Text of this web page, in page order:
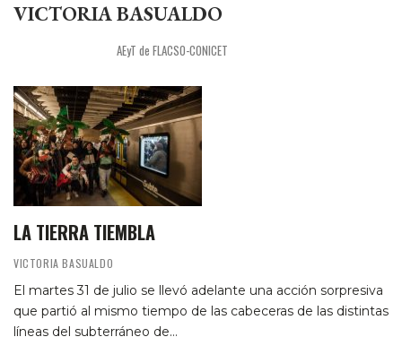
VICTORIA BASUALDO
AEyT de FLACSO-CONICET
LA TIERRA TIEMBLA
VICTORIA BASUALDO
El martes 31 de julio se llevó adelante una acción sorpresiva
que partió al mismo tiempo de las cabeceras de las distintas
líneas del subterráneo de…